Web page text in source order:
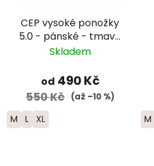
CEP vysoké ponožky
5.0 - pánské - tmavě
modrá
Skladem
od 490 Kč
550 Kč (až –10 %)
M L XL M